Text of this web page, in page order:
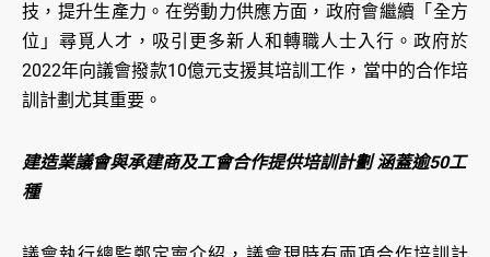
技，提升生產力。在勞動力供應方面，政府會繼續「全方
位」尋覓人才，吸引更多新人和轉職人士入行。政府於
2022年向議會撥款10億元支援其培訓工作，當中的合作培
訓計劃尤其重要。
建造業議會與承建商及工會合作提供培訓計劃 涵蓋逾50工
種